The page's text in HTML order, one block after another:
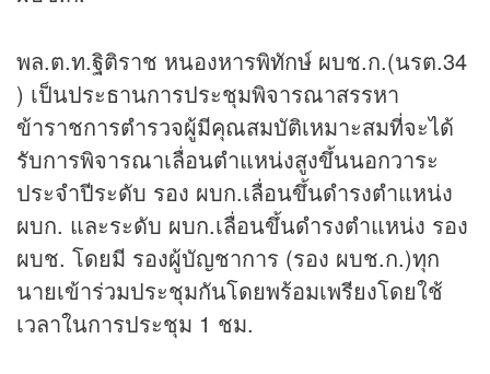
พล.ต.ท.ฐิติราช หนองหารพิทักษ์ ผบช.ก.(นรต.34
) เป็นประธานการประชุมพิจารณาสรรหา
ข้าราชการตำรวจผู้มีคุณสมบัติเหมาะสมที่จะได้
รับการพิจารณาเลื่อนตำแหน่งสูงขึ้นนอกวาระ
ประจำปีระดับ รอง ผบก.เลื่อนขึ้นดำรงตำแหน่ง
ผบก. และระดับ ผบก.เลื่อนขึ้นดำรงตำแหน่ง รอง
ผบช. โดยมี รองผู้บัญชาการ (รอง ผบช.ก.)ทุก
นายเข้าร่วมประชุมกันโดยพร้อมเพรียงโดยใช้
เวลาในการประชุม 1 ชม.